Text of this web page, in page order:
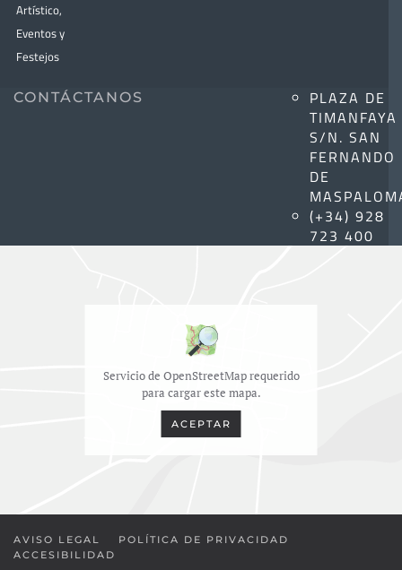
Artístico,
Eventos y
Festejos
CONTÁCTANOS
PLAZA DE
TIMANFAYA
S/N. SAN
FERNANDO
DE
(+34) 928
723 400
Servicio de OpenStreetMap requerido
para cargar este mapa.
ACEPTAR
AVISO LEGAL
POLÍTICA DE PRIVACIDAD
ACCESIBILIDAD